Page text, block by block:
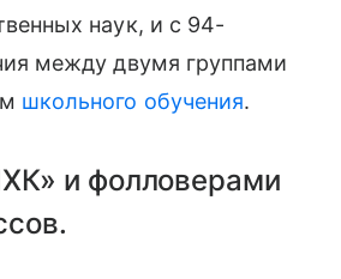
наук, и с 94-
между двумя группами
школьного обучения.
и фолловерами